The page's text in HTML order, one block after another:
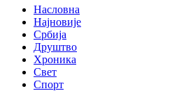
Насловна
Најновије
Србија
Друштво
Хроника
Свет
Спорт